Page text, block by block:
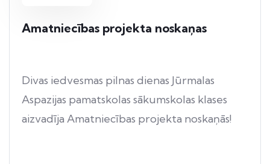
Amatniecības projekta noskaņas
Divas iedvesmas pilnas dienas Jūrmalas
Aspazijas pamatskolas sākumskolas klases
aizvadīja Amatniecības projekta noskaņās!